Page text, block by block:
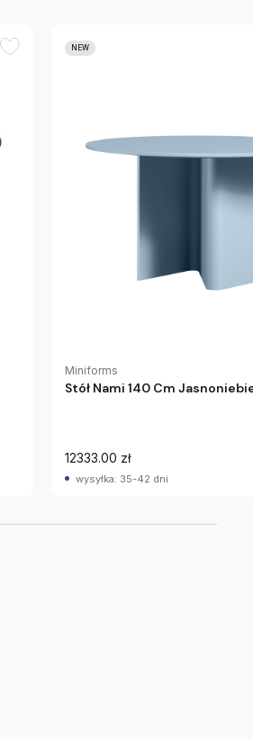
NEW
Miniforms
Stół Nami 140 Cm
12333.00 zł
wysyłka: 35-42 dni